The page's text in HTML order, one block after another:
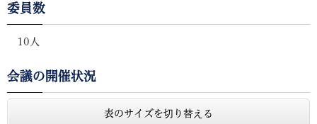
委員数
10人
会議の開催状況
表のサイズを切り替える